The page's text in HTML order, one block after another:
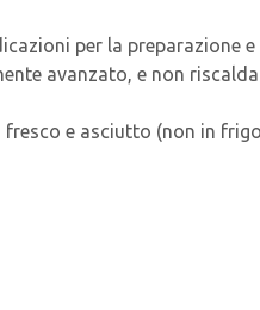
per la preparazione
avanzato, e non
fresco e asciutto (non in